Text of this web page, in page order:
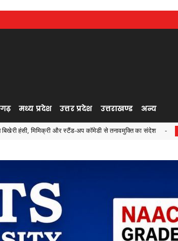
मध्य प्रदेश उत्तर प्रदेश उत्तराखण्ड अन्य
स्टैंड-अप कॉमेडी से तनावमुक्ति का संदेश Chhattisgarh